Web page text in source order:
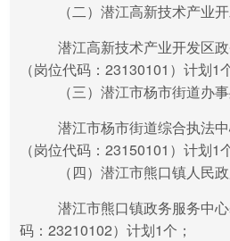
（二）潜江高新技术产业
潜江高新技术产业开发区
（岗位代码：23130101）计划1
（三）潜江市杨市街道办
潜江市杨市街道综合执法
（岗位代码：23150101）计划1
（四）潜江市熊口镇人民
潜江市熊口镇政务服务中
码：23210102）计划1个；